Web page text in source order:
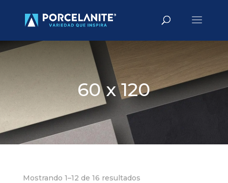
60 x 120
Mostrando 1–12 de 16 resultados